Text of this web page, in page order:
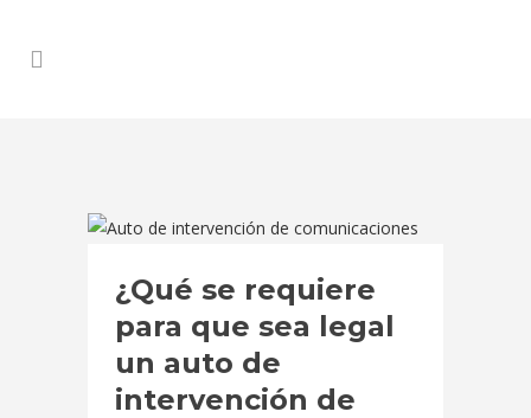
¿Qué se requiere
para que sea legal
un auto de
intervención de